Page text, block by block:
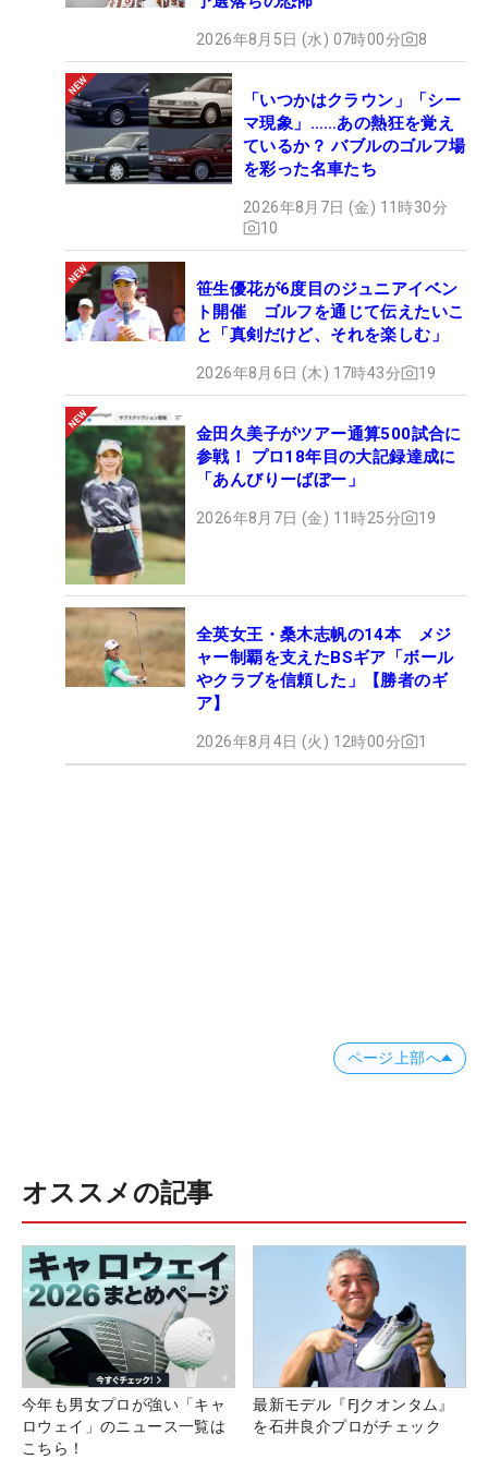
2026年8月5日 (水) 07時00分 8
「いつかはクラウン」「シー
マ現象」……あの熱狂を覚え
ているか？ バブルのゴルフ場
を彩った名車たち
2026年8月7日 (金) 11時30分
10
笹生優花が6度目のジュニアイベン
ト開催 ゴルフを通じて伝えたいこ
と「真剣だけど、それを楽しむ」
2026年8月6日 (木) 17時43分 19
金田久美子がツアー通算500試合に
参戦！ プロ18年目の大記録達成に
「あんびりーばぼー」
2026年8月7日 (金) 11時25分 19
全英女王・桑木志帆の14本 メジ
ャー制覇を支えたBSギア「ボール
やクラブを信頼した」【勝者のギ
ア】
2026年8月4日 (火) 12時00分 1
ページ上部へ
オススメの記事
今年も男女プロが強い「キャ
ロウェイ」のニュース一覧は
こちら！
最新モデル『FJクオンタム』
を石井良介プロがチェック